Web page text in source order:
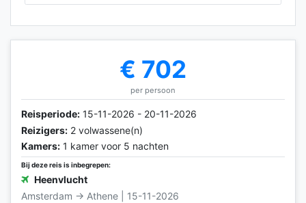
€ 702
per persoon
Reisperiode: 15-11-2026 - 20-11-2026
Reizigers: 2 volwassene(n)
Kamers: 1 kamer voor 5 nachten
Bij deze reis is inbegrepen:
Heenvlucht
Amsterdam → Athene | 15-11-2026